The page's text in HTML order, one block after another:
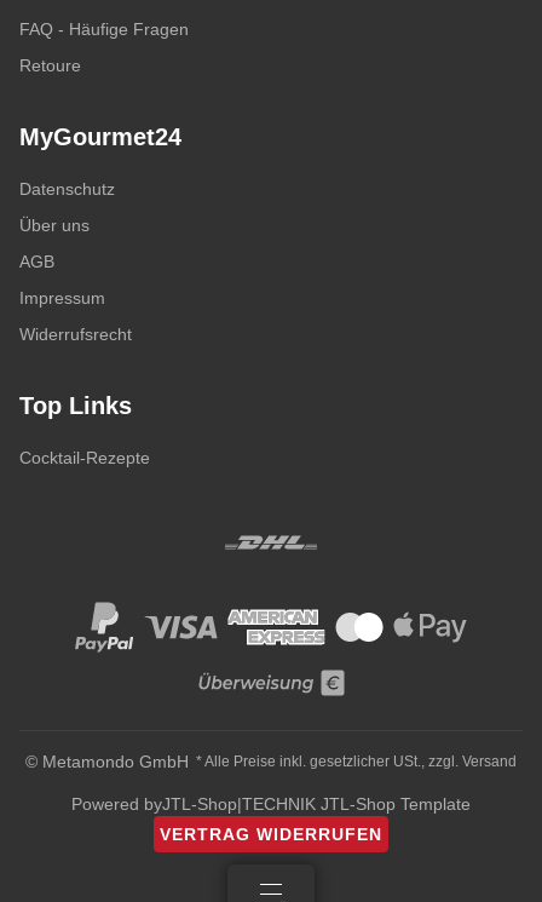
FAQ - Häufige Fragen
Retoure
MyGourmet24
Datenschutz
Über uns
AGB
Impressum
Widerrufsrecht
Top Links
Cocktail-Rezepte
© Metamondo GmbH * Alle Preise inkl. gesetzlicher USt., zzgl. Versand
Powered byJTL-Shop|TECHNIK JTL-Shop Template
VERTRAG WIDERRUFEN